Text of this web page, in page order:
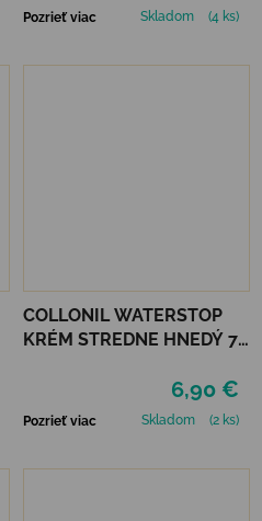
Pozrieť viac Skladom (4 ks)
COLLONIL WATERSTOP
KRÉM STREDNE HNEDÝ 75
6,90 €
Pozrieť viac Skladom (2 ks)